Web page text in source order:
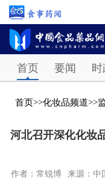
首页 要闻 时
首页>>化妆品频道>>
河北召开深化化妆
作者：常锐博 来源：中